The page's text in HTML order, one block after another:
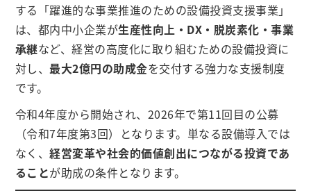
する「躍進的な事業推進のための設備投資支援事業」
は、都内中小企業が生産性向上・DX・脱炭素化・事業
承継など、経営の高度化に取り組むための設備投資に
対し、最大2億円の助成金を交付する強力な支援制度
です。
令和4年度から開始され、2026年で第11回目の公募
（令和7年度第3回）となります。単なる設備導入では
なく、経営変革や社会的価値創出につながる投資であ
ることが助成の条件となります。